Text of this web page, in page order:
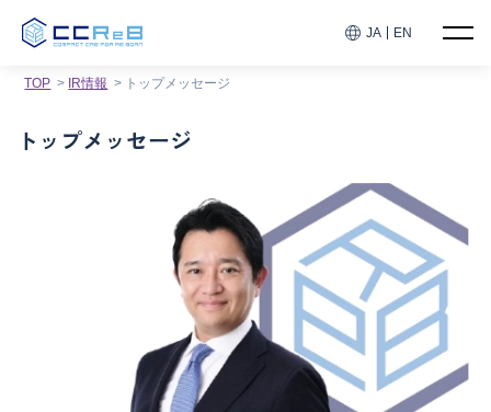
JA EN
TOP IR情報 トップメッセージ
トップメッセージ